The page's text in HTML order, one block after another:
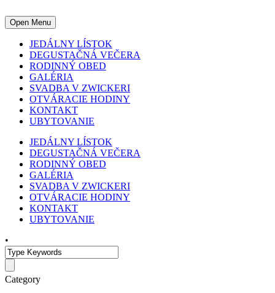
Open Menu
JEDÁLNY LÍSTOK
DEGUSTAČNÁ VEČERA
RODINNÝ OBED
GALÉRIA
SVADBA V ZWICKERI
OTVÁRACIE HODINY
KONTAKT
UBYTOVANIE
JEDÁLNY LÍSTOK
DEGUSTAČNÁ VEČERA
RODINNÝ OBED
GALÉRIA
SVADBA V ZWICKERI
OTVÁRACIE HODINY
KONTAKT
UBYTOVANIE
•
Category